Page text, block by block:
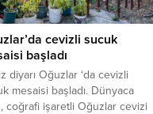
cevizli sucuk
başladı
diyarı Oğuzlar ‘da cevizli
mesaisi başladı. Dünyaca
coğrafi işaretli Oğuzlar cevizi